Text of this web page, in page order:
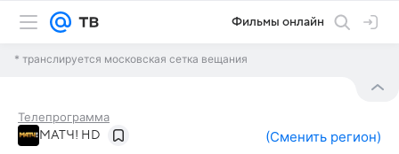
Фильмы онлайн
* транслируется московская сетка вещания
Телепрограмма
МАТЧ! HD (Сменить регион)